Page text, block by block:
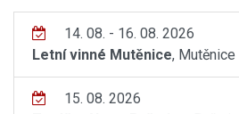
14. 08. - 16. 08. 2026
Letní vinné Mutěnice, Mutěnice
15. 08. 2026